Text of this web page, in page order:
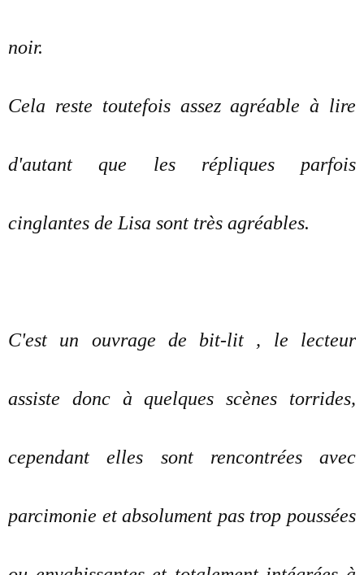
noir.
Cela reste toutefois assez agréable à lire
d'autant que les répliques parfois
cinglantes de Lisa sont très agréables.
C'est un ouvrage de bit-lit , le lecteur
assiste donc à quelques scènes torrides,
cependant elles sont rencontrées avec
parcimonie et absolument pas trop poussées